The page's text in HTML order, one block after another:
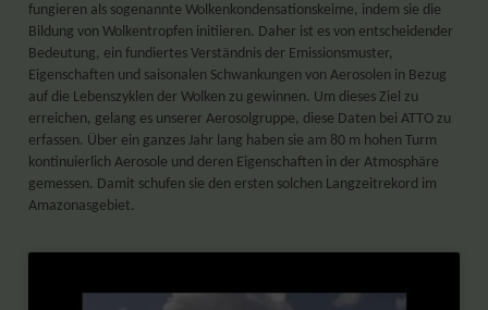
fungieren als sogenannte Wolkenkondensationskeime, indem sie die
Bildung von Wolkentropfen initiieren. Daher ist es von entscheidender
Bedeutung, ein fundiertes Verständnis der Emissionsmuster,
Eigenschaften und saisonalen Schwankungen von Aerosolen in Bezug
auf die Lebenszyklen der Wolken zu gewinnen. Um dieses Ziel zu
erreichen, gelang es unserer Aerosolgruppe, diese Daten bei ATTO zu
erfassen. Über ein ganzes Jahr lang haben sie am 80 m hohen Turm
kontinuierlich Aerosole und deren Eigenschaften in der Atmosphäre
gemessen. Damit schufen sie den ersten solchen Langzeitrekord im
Amazonasgebiet.